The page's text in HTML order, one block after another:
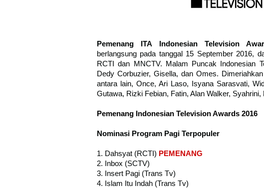
Pemenang ITA Indonesian Television
berlangsung pada tanggal 15 September 2016,
RCTI dan MNCTV. Malam Puncak Indonesian
Dedy Corbuzier, Gisella, dan Omes.
antara lain, Once, Ari Laso, Isyana Sarasvati,
Gutawa, Rizki Febian, Fatin, Alan Walker, Syahrini,
Pemenang Indonesian Television Awards 2016
Nominasi Program Pagi Terpopuler
1. Dahsyat (RCTI) PEMENANG
2. Inbox (SCTV)
3. Insert Pagi (Trans Tv)
4. Islam Itu Indah (Trans Tv)